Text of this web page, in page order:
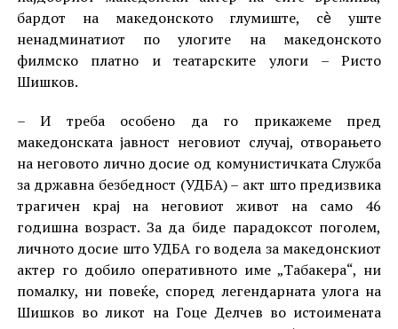
бардот на македонското глумиште, сѐ уште
ненадминатиот по улогите на македонското
филмско платно и театарските улоги – Ристо
Шишков.
– И треба особено да го прикажеме пред
македонската јавност неговиот случај, отворањето
на неговото лично досие од комунистичката Служба
за државна безбедност (УДБА) – акт што предизвика
трагичен крај на неговиот живот на само 46
годишна возраст. За да биде парадоксот поголем,
личното досие што УДБА го водела за македонскиот
актер го добило оперативното име „Табакера“, ни
помалку, ни повеќе, според легендарната улога на
Шишков во ликот на Гоце Делчев во истоимената